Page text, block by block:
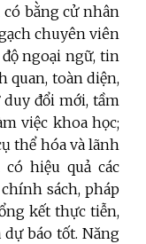
bằng cử nhân
chuyên viên
ngoại ngữ, tin
quan, toàn diện,
đổi mới, tầm
việc khoa học;
thể hóa và lãnh
hiệu quả các
sách, pháp
kết thực tiễn,
báo tốt. Năng